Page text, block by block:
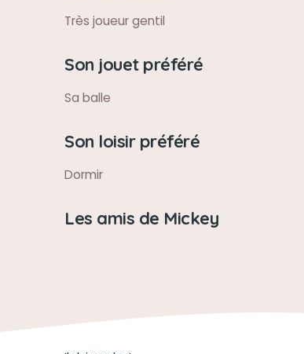
Très joueur gentil
Son jouet préféré
Sa balle
Son loisir préféré
Dormir
Les amis de Mickey